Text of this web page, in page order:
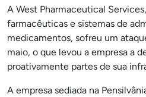
A West Pharmaceutical
farmacêuticas e sistemas de
medicamentos, sofreu um
maio, o que levou a empresa a
proativamente partes de sua
A empresa sediada na